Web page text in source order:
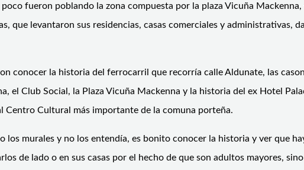
fueron poblando la zona compuesta por la plaza Vicuña
que levantaron sus residencias, casas comerciales y administrativas,
conocer la historia del ferrocarril que recorría calle Aldunate, las
el Club Social, la Plaza Vicuña Mackenna y la historia del ex Hotel
Centro Cultural más importante de la comuna porteña.
los murales y no los entendía, es bonito conocer la historia y ver que
de lado o en sus casas por el hecho de que son adultos mayores,